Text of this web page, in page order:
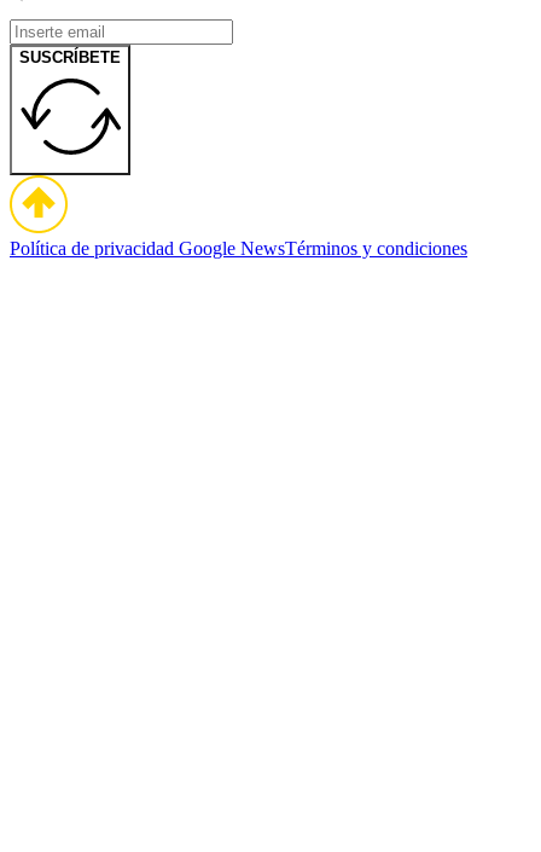
SUSCRÍBETE
Política de privacidad Google NewsTérminos y condiciones